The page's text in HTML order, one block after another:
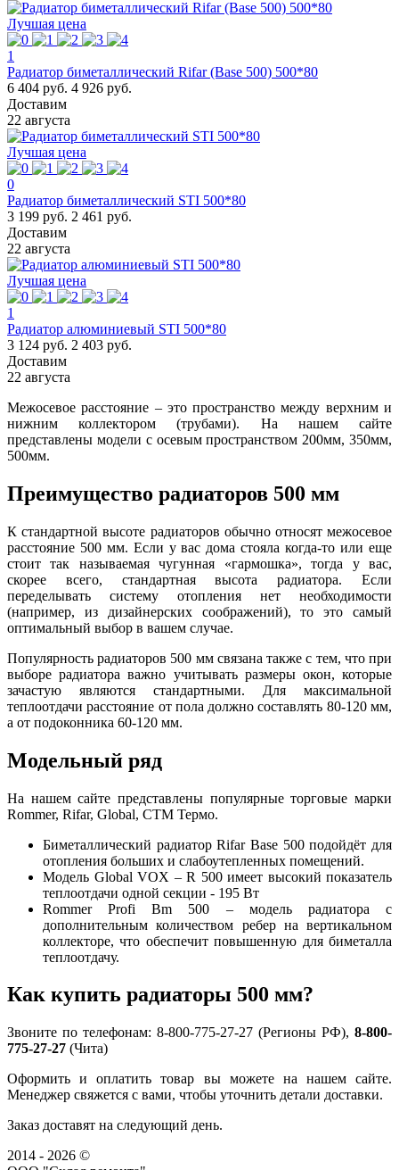
Лучшая цена
1
Радиатор биметаллический Rifar (Base 500) 500*80
6 404 руб. 4 926 руб.
Доставим
22 августа
Лучшая цена
0
Радиатор биметаллический STI 500*80
3 199 руб. 2 461 руб.
Доставим
22 августа
Лучшая цена
1
Радиатор алюминиевый STI 500*80
3 124 руб. 2 403 руб.
Доставим
22 августа
Межосевое расстояние – это пространство между верхним и
нижним коллектором (трубами). На нашем сайте
представлены модели с осевым пространством 200мм, 350мм,
500мм.
Преимущество радиаторов 500 мм
К стандартной высоте радиаторов обычно относят межосевое
расстояние 500 мм. Если у вас дома стояла когда-то или еще
стоит так называемая чугунная «гармошка», тогда у вас,
скорее всего, стандартная высота радиатора. Если
переделывать систему отопления нет необходимости
(например, из дизайнерских соображений), то это самый
оптимальный выбор в вашем случае.
Популярность радиаторов 500 мм связана также с тем, что при
выборе радиатора важно учитывать размеры окон, которые
зачастую являются стандартными. Для максимальной
теплоотдачи расстояние от пола должно составлять 80-120 мм,
а от подоконника 60-120 мм.
Модельный ряд
На нашем сайте представлены популярные торговые марки
Rommer, Rifar, Global, СТМ Термо.
Биметаллический радиатор Rifar Base 500 подойдёт для
отопления больших и слабоутепленных помещений.
Модель Global VOX – R 500 имеет высокий показатель
теплоотдачи одной секции - 195 Вт
Rommer Profi Bm 500 – модель радиатора с
дополнительным количеством ребер на вертикальном
коллекторе, что обеспечит повышенную для биметалла
теплоотдачу.
Как купить радиаторы 500 мм?
Звоните по телефонам: 8-800-775-27-27 (Регионы РФ), 8-800-
775-27-27 (Чита)
Оформить и оплатить товар вы можете на нашем сайте.
Менеджер свяжется с вами, чтобы уточнить детали доставки.
Заказ доставят на следующий день.
2014 - 2026 ©